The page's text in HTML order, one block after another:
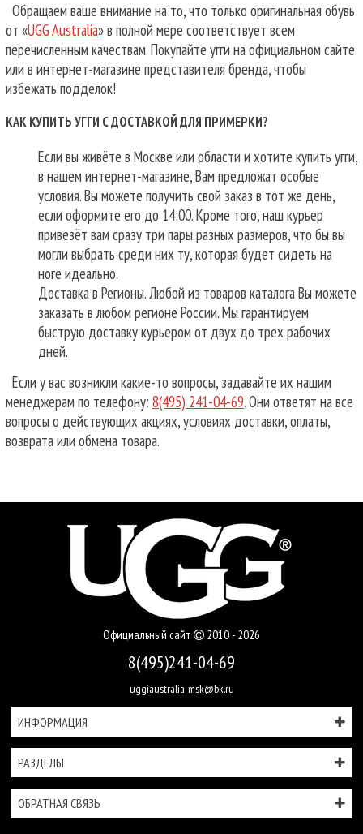
Обращаем ваше внимание на то, что только оригинальная обувь
от «UGG Australia» в полной мере соответствует всем
перечисленным качествам. Покупайте угги на официальном сайте
или в интернет-магазине представителя бренда, чтобы
избежать подделок!
КАК КУПИТЬ УГГИ С ДОСТАВКОЙ ДЛЯ ПРИМЕРКИ?
Если вы живёте в Москве или области и хотите купить угги,
в нашем интернет-магазине, Вам предложат особые
условия. Вы можете получить свой заказ в тот же день,
если оформите его до 14:00. Кроме того, наш курьер
привезёт вам сразу три пары разных размеров, что бы вы
могли выбрать среди них ту, которая будет сидеть на
ноге идеально.
Доставка в Регионы. Любой из товаров каталога Вы можете
заказать в любом регионе России. Мы гарантируем
быструю доставку курьером от двух до трех рабочих
дней.
Если у вас возникли какие-то вопросы, задавайте их нашим
менеджерам по телефону: 8(495) 241-04-69. Они ответят на все
вопросы о действующих акциях, условиях доставки, оплаты,
возврата или обмена товара.
Официальный сайт 2010 - 2026
8(495)241-04-69
uggiaustralia-msk@bk.ru
ИНФОРМАЦИЯ
РАЗДЕЛЫ
ОБРАТНАЯ СВЯЗЬ